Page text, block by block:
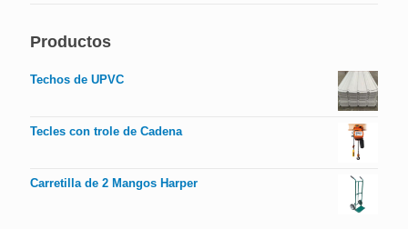
Productos
Techos de UPVC
Tecles con trole de Cadena
Carretilla de 2 Mangos Harper